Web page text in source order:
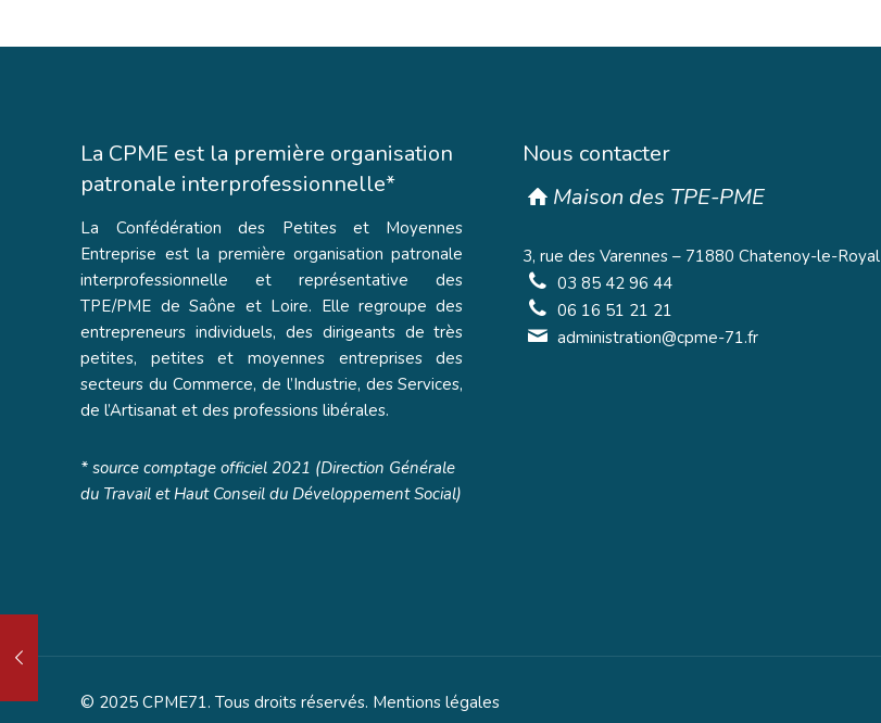
La CPME est la première organisation
patronale interprofessionnelle*
La Confédération des Petites et Moyennes
Entreprise est la première organisation patronale
interprofessionnelle et représentative des
TPE/PME de Saône et Loire. Elle regroupe des
entrepreneurs individuels, des dirigeants de très
petites, petites et moyennes entreprises des
secteurs du Commerce, de l’Industrie, des Services,
de l’Artisanat et des professions libérales.
* source comptage officiel 2021 (Direction Générale
du Travail et Haut Conseil du Développement Social)
Nous contacter
Maison des TPE-PME
3, rue des Varennes – 71880 Chatenoy-le-Royal
03 85 42 96 44
06 16 51 21 21
administration@cpme-71.fr
© 2025 CPME71. Tous droits réservés. Mentions légales